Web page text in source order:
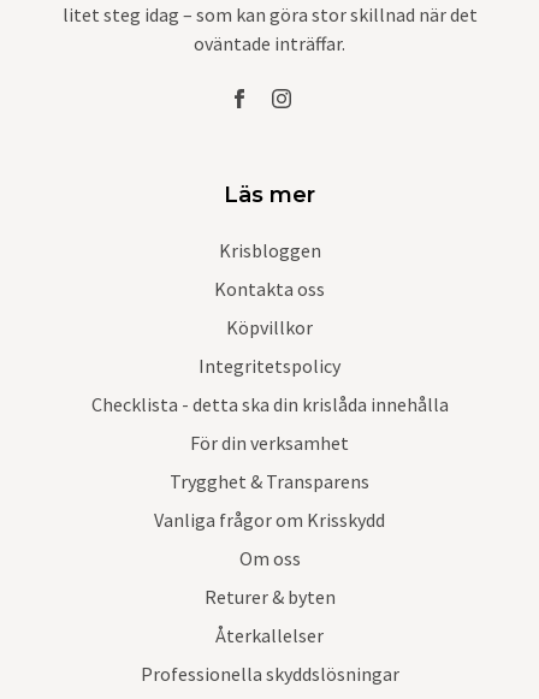
litet steg idag – som kan göra stor skillnad när det
oväntade inträffar.
Läs mer
Krisbloggen
Kontakta oss
Köpvillkor
Integritetspolicy
Checklista - detta ska din krislåda innehålla
För din verksamhet
Trygghet & Transparens
Vanliga frågor om Krisskydd
Om oss
Returer & byten
Återkallelser
Professionella skyddslösningar